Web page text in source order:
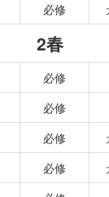
必修
2春
必修
必修
必修
必修